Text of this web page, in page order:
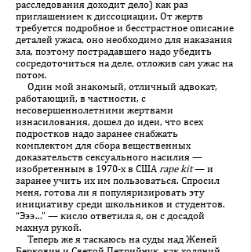
расследования доходит дело) как раз
приглашением к диссоциации. От жертв
требуется подробное и бесстрастное описание
деталей ужаса, оно необходимо для наказания
зла, поэтому пострадавшего надо убедить
сосредоточиться на деле, отложив сам ужас на
потом.
Один мой знакомый, отличный адвокат,
работающий, в частности, с
несовершеннолетними жертвами
изнасилования, дошел до идеи, что всех
подростков надо заранее снабжать
комплектом для сбора вещественных
доказательств сексуального насилия —
изобретенным в 1970-х в США rape kit— и
заранее учить их им пользоваться. Спросил
меня, готова ли я популяризировать эту
инициативу среди школьников и студентов.
“Эээ…” — кисло ответила я, он с досадой
махнул рукой.
Теперь же я таскаюсь на суды над Женей